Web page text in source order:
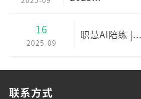
16
2025-09
职慧AI陪练 |...
联系方式